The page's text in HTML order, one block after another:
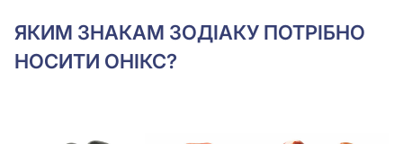
ЯКИМ ЗНАКАМ ЗОДІАКУ ПОТРІБНО
НОСИТИ ОНІКС?